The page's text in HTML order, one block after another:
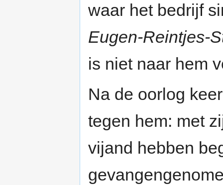
waar het bedrijf
Eugen-Reintjes-
is niet naar hem
Na de oorlog
tegen hem: met
vijand hebben